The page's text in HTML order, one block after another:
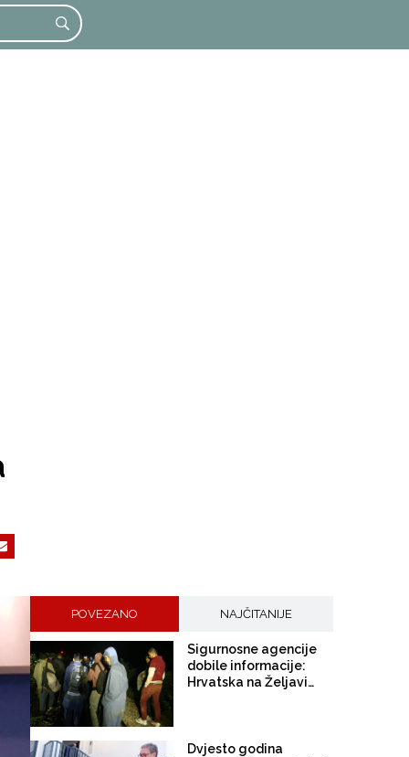
POVEZANO NAJČITANIJE
Sigurnosne agencije
dobile informacije:
Hrvatska na Željavi
prebacivati migrante
Dvjesto godina